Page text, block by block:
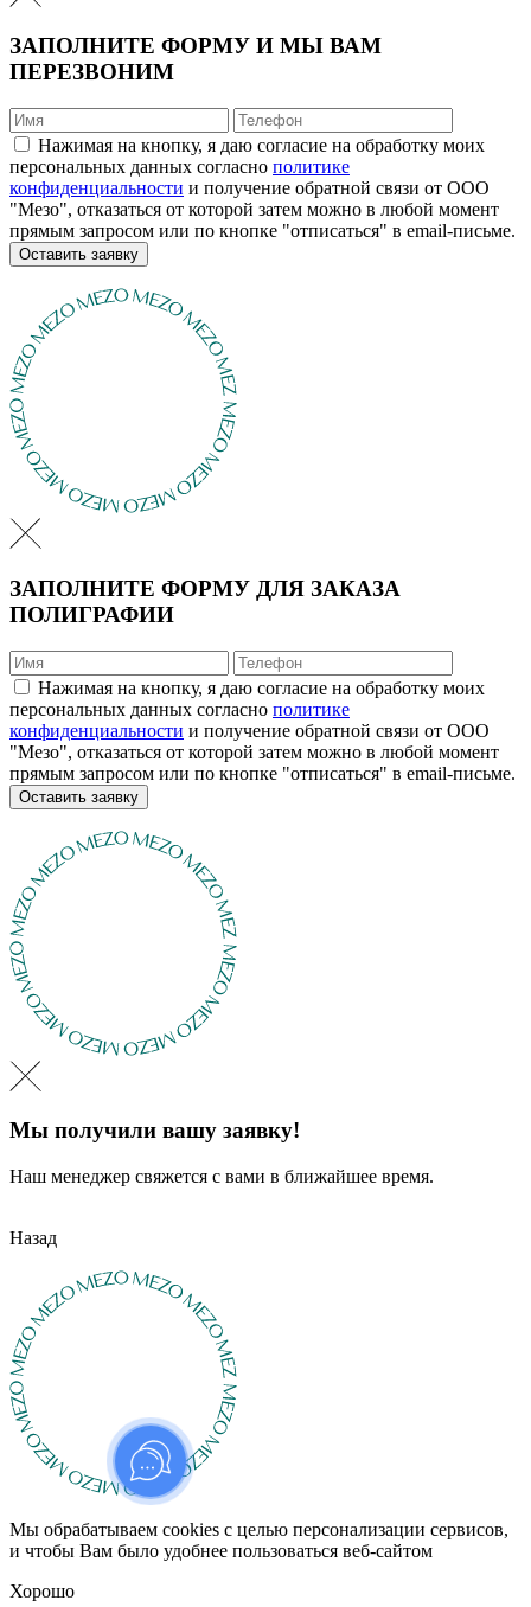
ЗАПОЛНИТЕ ФОРМУ И МЫ ВАМ
ПЕРЕЗВОНИМ
Нажимая на кнопку, я даю согласие на обработку моих
персональных данных согласно политике
конфиденциальности и получение обратной связи от ООО
"Мезо", отказаться от которой затем можно в любой момент
прямым запросом или по кнопке "отписаться" в email-письме.
Оставить заявку
ЗАПОЛНИТЕ ФОРМУ ДЛЯ ЗАКАЗА
ПОЛИГРАФИИ
Нажимая на кнопку, я даю согласие на обработку моих
персональных данных согласно политике
конфиденциальности и получение обратной связи от ООО
"Мезо", отказаться от которой затем можно в любой момент
прямым запросом или по кнопке "отписаться" в email-письме.
Оставить заявку
Мы получили вашу заявку!
Наш менеджер свяжется с вами в ближайшее время.
Назад
Мы обрабатываем cookies с целью персонализации сервисов,
и чтобы Вам было удобнее пользоваться веб-сайтом
Хорошо